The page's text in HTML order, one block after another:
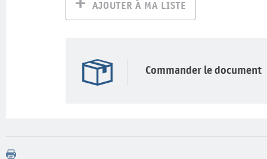
AJOUTER À MA LISTE
Commander le document